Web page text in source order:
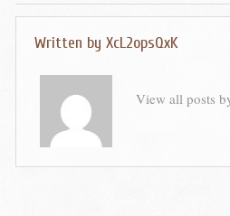
Written by XcL2opsQxK
View all posts